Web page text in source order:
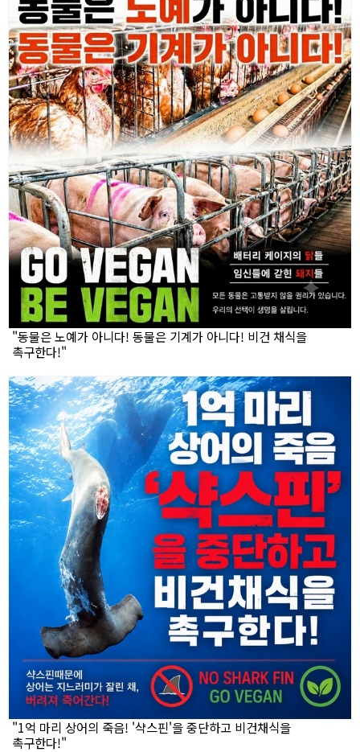
"동물은 노예가 아니다! 동물은 기계가 아니다! 비건 채식을
촉구한다!"
"1억 마리 상어의 죽음! '샥스핀'을 중단하고 비건채식을
촉구한다!"